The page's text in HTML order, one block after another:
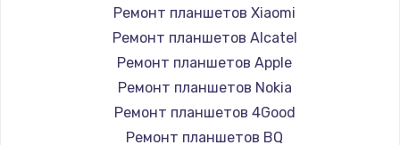
Установка драйверов
950 руб.
Заказать
Замена жесткого диска
Ремонт планшетов Xiaomi
Ремонт планшетов Alcatel
Ремонт планшетов Apple
Ремонт планшетов Nokia
Ремонт планшетов 4Good
Ремонт планшетов BQ